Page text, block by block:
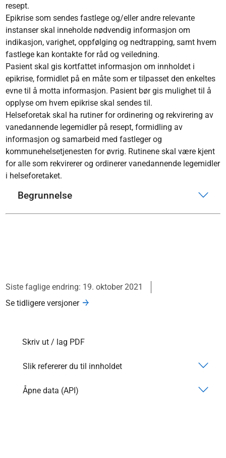
resept.
Epikrise som sendes fastlege og/eller andre relevante
instanser skal inneholde nødvendig informasjon om
indikasjon, varighet, oppfølging og nedtrapping, samt hvem
fastlege kan kontakte for råd og veiledning.
Pasient skal gis kortfattet informasjon om innholdet i
epikrise, formidlet på en måte som er tilpasset den enkeltes
evne til å motta informasjon. Pasient bør gis mulighet til å
opplyse om hvem epikrise skal sendes til.
Helseforetak skal ha rutiner for ordinering og rekvirering av
vanedannende legemidler på resept, formidling av
informasjon og samarbeid med fastleger og
kommunehelsetjenesten for øvrig. Rutinene skal være kjent
for alle som rekvirerer og ordinerer vanedannende legemidler
i helseforetaket.
Begrunnelse
Siste faglige endring: 19. oktober 2021
Se tidligere versjoner
Skriv ut / lag PDF
Slik refererer du til innholdet
Åpne data (API)